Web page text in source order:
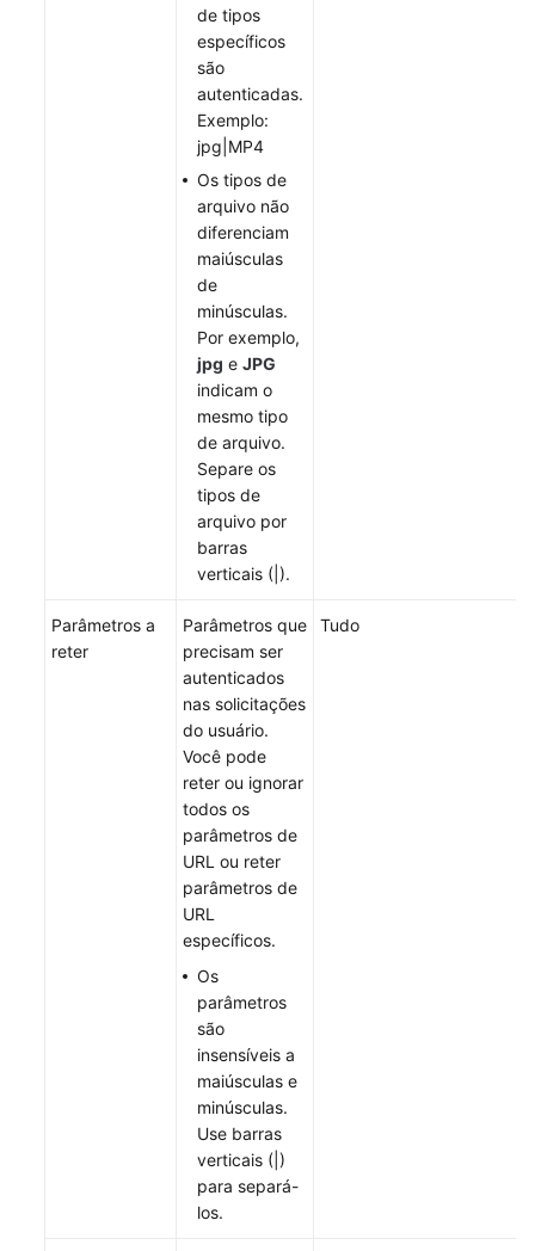
Guide
de tipos
específicos
são
autenticadas.
Exemplo:
jpg|MP4
Os tipos de
arquivo não
diferenciam
maiúsculas
de
minúsculas.
Por exemplo,
jpg e JPG
indicam o
mesmo tipo
de arquivo.
Separe os
tipos de
arquivo por
barras
verticais (|).
Parâmetros a
reter
Parâmetros que
precisam ser
autenticados
nas solicitações
do usuário.
Você pode
reter ou ignorar
todos os
parâmetros de
URL ou reter
parâmetros de
URL
específicos.
Os
parâmetros
são
insensíveis a
maiúsculas e
minúsculas.
Use barras
verticais (|)
para separá-
los.
Tudo